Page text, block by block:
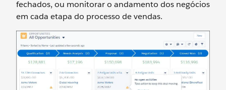
fechados, ou monitorar o andamento dos negócios
em cada etapa do processo de vendas.